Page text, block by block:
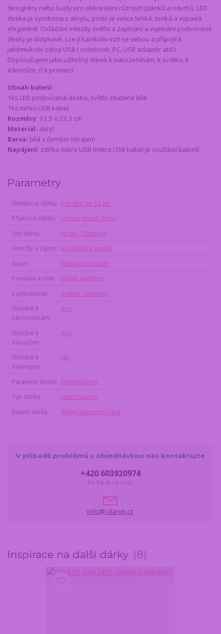
designéry nebo kutily pro obkreslení různých plánků a návrhů. LED
deska je vyrobena z akrylu, proto je velice lehká, tenká a vypadá
elegantně. Ovládání intezity světla a zapínání a vypínání podsvícené
desky je dotykové. Lze jí kamkoliv vzít se sebou a připojit k
jakémukoliv zdroji USB ( notebook, PC, USB adaptér atd.).
Doporučujem jako užitečný dárek k narozeninám, k svátku, k
Vánocům, či k promoci.
Obsah balení:
1ks LED podsvícená deska, světlo studené bílé
1ks mirko USB kabel
Rozměry: 33,5 x 23,3 cm
Materiál: akryl
Barva: bílá s černým okrajem
Napájení: zdířka mikro USB (mikro USB kabel je součástí balení)
Parametry
Vhodnost dárku
Pro děti do 12 let
Příjemce dárku
Unisex (muži i ženy)
Styl dárku
Hravý / Zábavný
Koníčky a zájmy
Kreativita a umění
Sport
Nezájem o sport
Povolání a role
Mladý duchem
K příležitosti
Svátek / Jmeniny
Vhodné k
narozeninám
Ano
Vhodné k
Vánocům
Ano
Vhodné k
Valentýnu
Ne
Parametr Motiv
Nepřiřazeno
Typ dárku
Nepřiřazeno
Balení dárku
Běžný komerční obal
V případě problémů s objednávkou nás kontaktujte
+420 603920974
Po-Pá, 8-16 hod.
info@i-darek.cz
Inspirace na další dárky 8